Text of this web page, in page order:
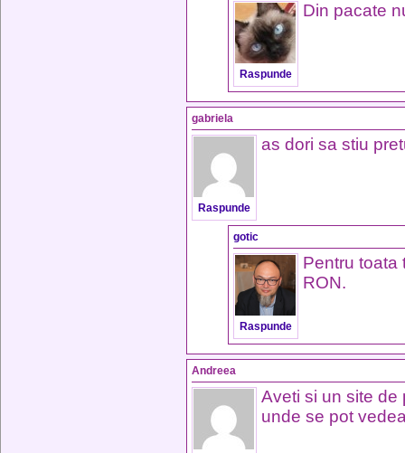
Raspunde
Din pacate
gabriela
Raspunde
as dori sa stiu
gotic
Raspunde
Pentru toata
RON.
Andreea
Aveti si un site de
unde se pot